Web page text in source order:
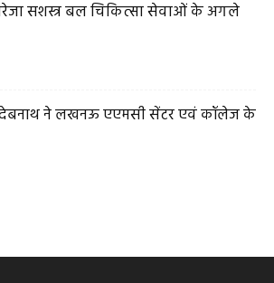
सशस्त्र बल चिकित्सा सेवाओं के अगले
ने लखनऊ एएमसी सेंटर एवं कॉलेज के